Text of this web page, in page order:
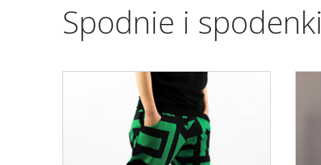
Spodnie i spodenki